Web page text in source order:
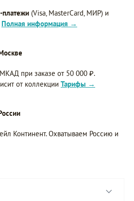
платежи (Visa, MasterCard, МИР) и
Полная информация →
при заказе от 50 000 ₽.
от коллекции Тарифы →
Континент. Охватываем Россию и